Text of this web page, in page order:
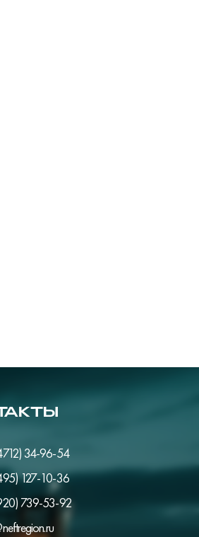
34-96-54
127-10-36
739-53-92